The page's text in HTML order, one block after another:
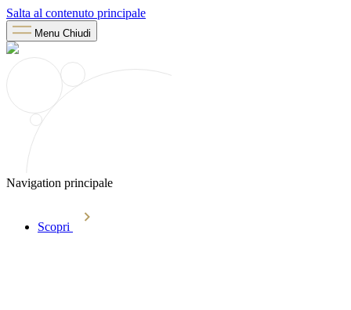
Salta al contenuto principale
Menu Chiudi
Navigation principale
Scopri